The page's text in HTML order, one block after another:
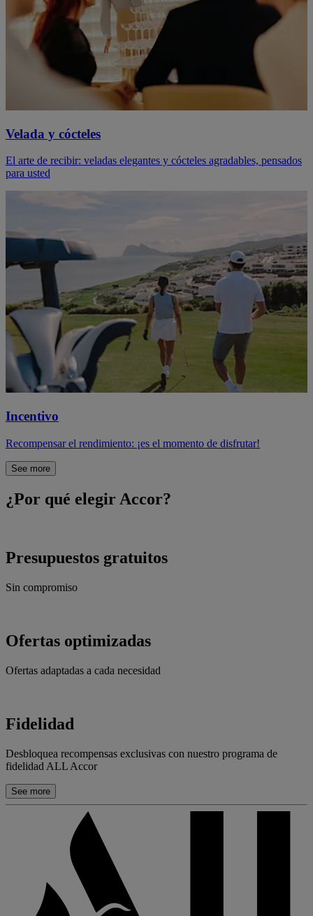
Velada y cócteles
El arte de recibir: veladas elegantes y cócteles agradables, pensados
para usted
Incentivo
Recompensar el rendimiento: ¡es el momento de disfrutar!
See more
¿Por qué elegir Accor?
Presupuestos gratuitos
Sin compromiso
Ofertas optimizadas
Ofertas adaptadas a cada necesidad
Fidelidad
Desbloquea recompensas exclusivas con nuestro programa de
fidelidad ALL Accor
See more